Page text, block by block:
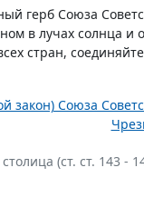
герб Союза
в лучах солнца и
стран,
закон) Союза
(ст. ст. 143 -